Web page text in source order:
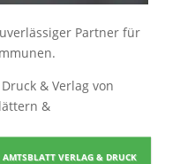
Partner für
Druck & Verlag von
&
AMTSBLATT VERLAG & DRUCK